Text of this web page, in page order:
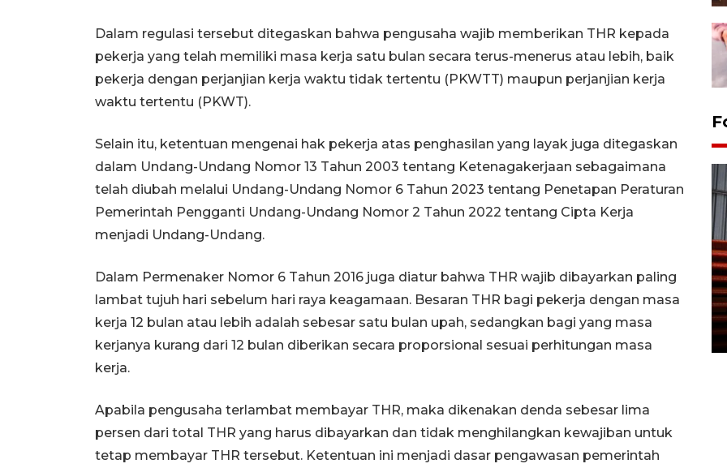
Dalam regulasi tersebut ditegaskan bahwa pengusaha wajib memberikan THR kepada
pekerja yang telah memiliki masa kerja satu bulan secara terus-menerus atau lebih, baik
pekerja dengan perjanjian kerja waktu tidak tertentu (PKWTT) maupun perjanjian kerja
waktu tertentu (PKWT).
Selain itu, ketentuan mengenai hak pekerja atas penghasilan yang layak juga ditegaskan
dalam Undang-Undang Nomor 13 Tahun 2003 tentang Ketenagakerjaan sebagaimana
telah diubah melalui Undang-Undang Nomor 6 Tahun 2023 tentang Penetapan Peraturan
Pemerintah Pengganti Undang-Undang Nomor 2 Tahun 2022 tentang Cipta Kerja
menjadi Undang-Undang.
Dalam Permenaker Nomor 6 Tahun 2016 juga diatur bahwa THR wajib dibayarkan paling
lambat tujuh hari sebelum hari raya keagamaan. Besaran THR bagi pekerja dengan masa
kerja 12 bulan atau lebih adalah sebesar satu bulan upah, sedangkan bagi yang masa
kerjanya kurang dari 12 bulan diberikan secara proporsional sesuai perhitungan masa
kerja.
Apabila pengusaha terlambat membayar THR, maka dikenakan denda sebesar lima
persen dari total THR yang harus dibayarkan dan tidak menghilangkan kewajiban untuk
tetap membayar THR tersebut. Ketentuan ini menjadi dasar pengawasan pemerintah
Prediksi puncak musim
kemarau di Kalimantan
Tengah
22 July 2026 17:18 WIB